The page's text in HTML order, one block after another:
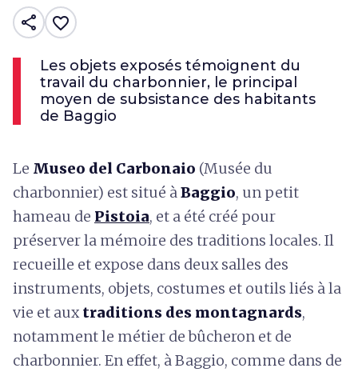
share favorite_border
Les objets exposés témoignent du
travail du charbonnier, le principal
moyen de subsistance des habitants
de Baggio
Le Museo del Carbonaio (Musée du
charbonnier) est situé àBaggio, un petit
hameau de Pistoia, et a été créé pour
préserver la mémoire des traditions locales. Il
recueille et expose dans deux salles des
instruments, objets, costumes et outils liés à la
vie et auxtraditions des montagnards,
notamment le métier de bûcheron et de
charbonnier. En effet, à Baggio, comme dans de